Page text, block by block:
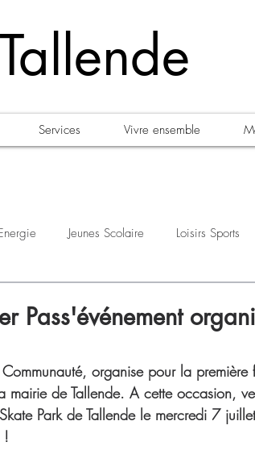
Tallende
Services Vivre ensemble
Jeunes Scolaire Loisirs Sports
Pass'événement
Communauté, organise pour la
mairie de Tallende. A cette occasion,
Skate Park de Tallende le mercredi 7
!